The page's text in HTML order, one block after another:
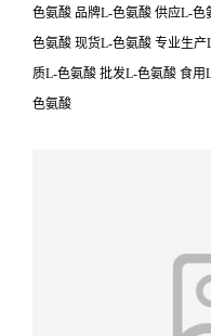
色氨酸 品牌L-色氨酸 供应L-
色氨酸 现货L-色氨酸 专业生
质L-色氨酸 批发L-色氨酸 食
色氨酸